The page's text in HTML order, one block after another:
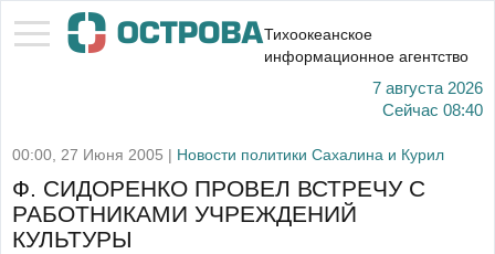
Тихоокеанское
информационное агентство
7 августа 2026
Сейчас 08:40
00:00, 27 Июня 2005 | Новости политики Сахалина и Курил
Ф. СИДОРЕНКО ПРОВЕЛ ВСТРЕЧУ С
РАБОТНИКАМИ УЧРЕЖДЕНИЙ
КУЛЬТУРЫ